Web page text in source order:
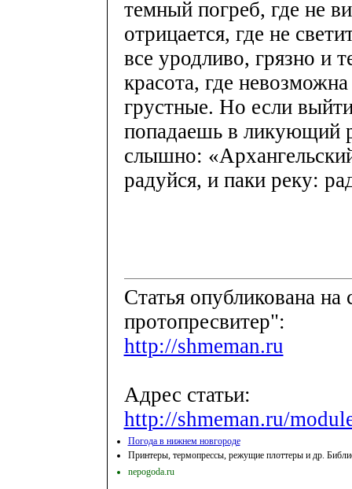
темный погреб, где не
отрицается, где не
все уродливо, грязно и
красота, где
грустные. Но если
попадаешь в ликующий
слышно:
радуйся, и паки реку:
Cтатья опубликована
протопресвитер":
http://shmeman.ru
Адрес статьи:
http://shmeman.ru/
Погода в нижнем новгороде
Принтеры, термопрессы, режущие плоттеры и др.
nepogoda.ru